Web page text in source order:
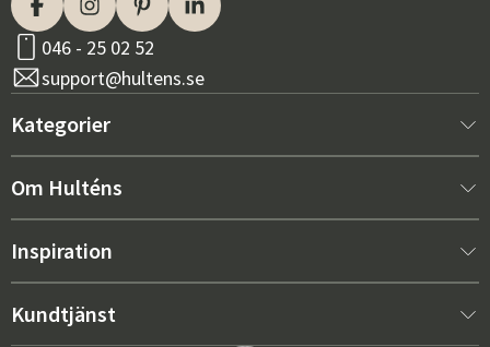
046 - 25 02 52
support@hultens.se
Kategorier
Nytt hos oss
Inredning
Utemöbler
Om Hulténs
Om Hulténs
Inspiration
Bästsäljare
Kundtjänst